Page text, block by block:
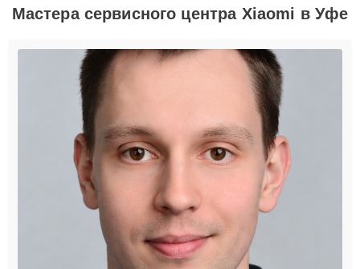
Мастера сервисного центра Xiaomi в Уфе